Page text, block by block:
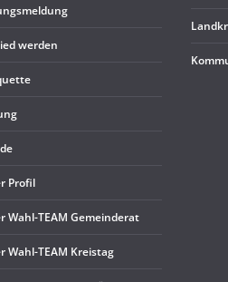
werden
Pro­fil
Wahl-TEAM Gemeinderat
Wahl-TEAM Kreistag